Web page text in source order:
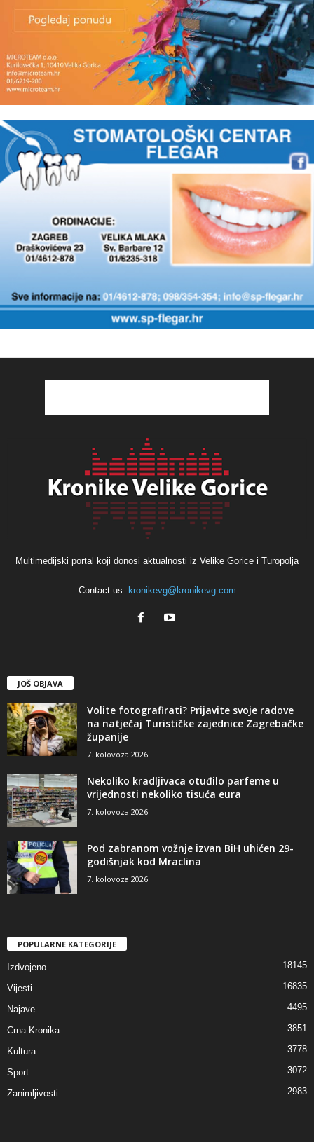
Multimedijski portal koji donosi aktualnosti iz Velike Gorice i Turopolja
Contact us: kronikevg@kronikevg.com
JOŠ OBJAVA
Volite fotografirati? Prijavite svoje radove
na natječaj Turističke zajednice Zagrebačke
županije
7. kolovoza 2026
Nekoliko kradljivaca otuđilo parfeme u
vrijednosti nekoliko tisuća eura
7. kolovoza 2026
Pod zabranom vožnje izvan BiH uhićen 29-
godišnjak kod Mraclina
7. kolovoza 2026
POPULARNE KATEGORIJE
Izdvojeno 18145
Vijesti 16835
Najave 4495
Crna Kronika 3851
Kultura 3778
Sport 3072
Zanimljivosti 2983